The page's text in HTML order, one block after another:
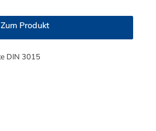
Zum Produkt